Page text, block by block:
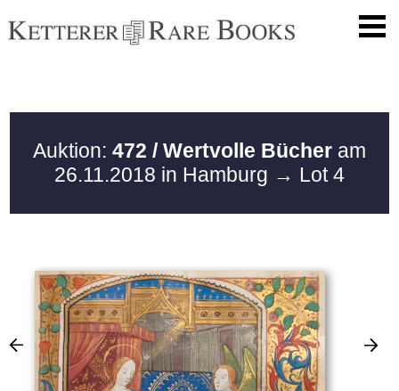
Auktion: 472 / Wertvolle Bücher am
26.11.2018 in Hamburg → Lot 4